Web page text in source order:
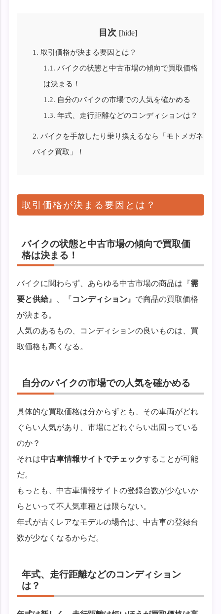
目次 [hide]
1. 取引価格が決まる要因とは？
1.1. バイクの状態と中古市場の傾向で買取価格
は決まる！
1.2. 自分のバイクの市場での人気を確かめる
1.3. 年式、走行距離などのコンディションは？
2. バイクを手放したり乗り換えるなら「モトメガネ
バイク買取」！
取引価格が決まる要因とは？
バイクの状態と中古市場の傾向で買取価
格は決まる！
バイクに関わらず、あらゆる中古市場の商品は『需
要と供給』、『コンディション』で商品の買取価格
が決まる。
人気のあるもの、コンディションの良いものは、買
取価格も高くなる。
自分のバイクの市場での人気を確かめる
具体的な買取価格は分からずとも、その車両がどれ
ぐらい人気があり、市場にどれぐらい出回っている
のか？
それは中古車情報サイトでチェックすることが可能
だ。
もっとも、中古車情報サイトの登録台数が少ないか
らといって不人気車種とは限らない。
年式が古くレアなモデルの場合は、中古車の登録台
数が少なくなるからだ。
年式、走行距離などのコンディション
は？